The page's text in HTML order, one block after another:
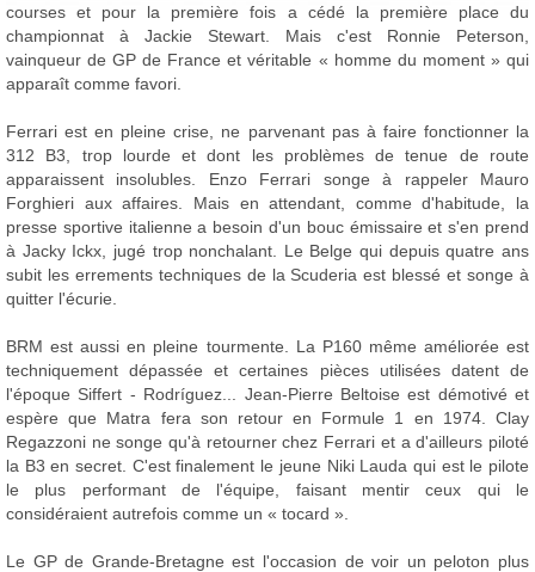
courses et pour la première fois a cédé la première place du
championnat à Jackie Stewart. Mais c'est Ronnie Peterson,
vainqueur de GP de France et véritable « homme du moment » qui
apparaît comme favori.
Ferrari est en pleine crise, ne parvenant pas à faire fonctionner la
312 B3, trop lourde et dont les problèmes de tenue de route
apparaissent insolubles. Enzo Ferrari songe à rappeler Mauro
Forghieri aux affaires. Mais en attendant, comme d'habitude, la
presse sportive italienne a besoin d'un bouc émissaire et s'en prend
à Jacky Ickx, jugé trop nonchalant. Le Belge qui depuis quatre ans
subit les errements techniques de la Scuderia est blessé et songe à
quitter l'écurie.
BRM est aussi en pleine tourmente. La P160 même améliorée est
techniquement dépassée et certaines pièces utilisées datent de
l'époque Siffert - Rodríguez... Jean-Pierre Beltoise est démotivé et
espère que Matra fera son retour en Formule 1 en 1974. Clay
Regazzoni ne songe qu'à retourner chez Ferrari et a d'ailleurs piloté
la B3 en secret. C'est finalement le jeune Niki Lauda qui est le pilote
le plus performant de l'équipe, faisant mentir ceux qui le
considéraient autrefois comme un « tocard ».
Le GP de Grande-Bretagne est l'occasion de voir un peloton plus